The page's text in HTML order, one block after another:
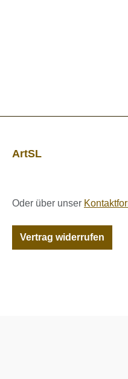
ArtSL
Oder über unser
Vertrag widerrufen